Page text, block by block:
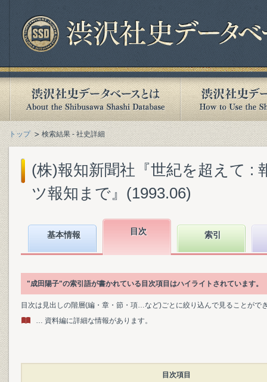
トップ 検索結果 - 社史詳細
(株)報知新聞社『世紀を超えて :
ツ報知まで』(1993.06)
基本情報 目次 索引
"成田陽子"の索引語が書かれている目次項目はハイライトされています。
目次は見出しの階層(編・章・節・項…など)ごとに絞り込んで見ることがで
… 資料編に詳細な情報があります。
目次項目